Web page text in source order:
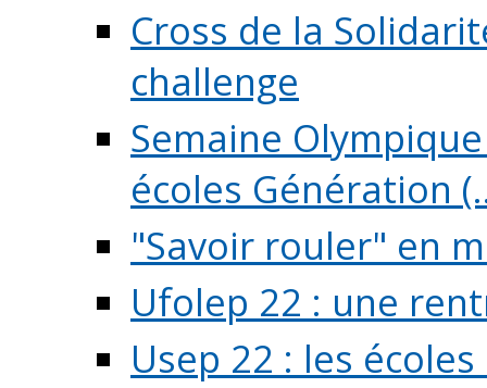
Cross de la
challenge
Semaine
écoles Génération
"Savoir rouler" en
Ufolep 22 : une
Usep 22 : les